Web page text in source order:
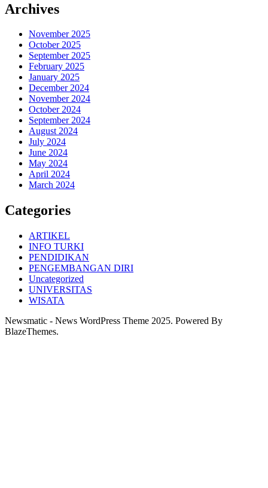
Archives
November 2025
October 2025
September 2025
February 2025
January 2025
December 2024
November 2024
October 2024
September 2024
August 2024
July 2024
June 2024
May 2024
April 2024
March 2024
Categories
ARTIKEL
INFO TURKI
PENDIDIKAN
PENGEMBANGAN DIRI
Uncategorized
UNIVERSITAS
WISATA
Newsmatic - News WordPress Theme 2025. Powered By
BlazeThemes.